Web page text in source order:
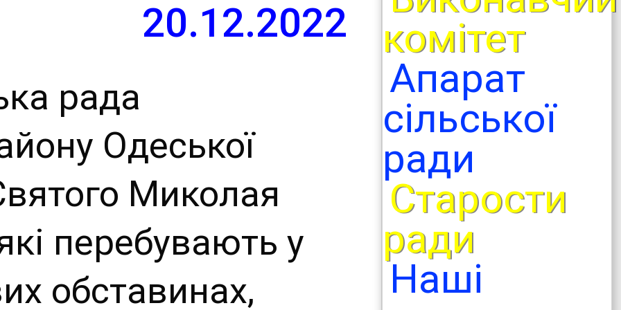
ради
20.12.2022
рада
Одеської
Миколая
перебувають у
обставинах,
комітет
Апарат
сільської
ради
Старости
ради
Наші